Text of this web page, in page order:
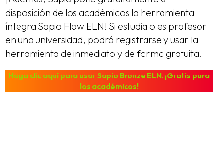
disposición de los académicos la herramienta
íntegra Sapio Flow ELN! Si estudia o es profesor
en una universidad, podrá registrarse y usar la
herramienta de inmediato y de forma gratuita.
Haga clic aquí para usar Sapio Bronze ELN. ¡Gratis para
los académicos!